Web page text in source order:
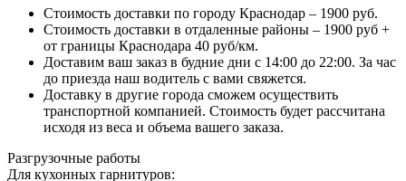
Стоимость доставки по городу Краснодар – 1900 руб.
Стоимость доставки в отдаленные районы – 1900 руб +
от границы Краснодара 40 руб/км.
Доставим ваш заказ в будние дни с 14:00 до 22:00. За час
до приезда наш водитель с вами свяжется.
Доставку в другие города сможем осуществить
транспортной компанией. Стоимость будет рассчитана
исходя из веса и объема вашего заказа.
Разгрузочные работы
Для кухонных гарнитуров: